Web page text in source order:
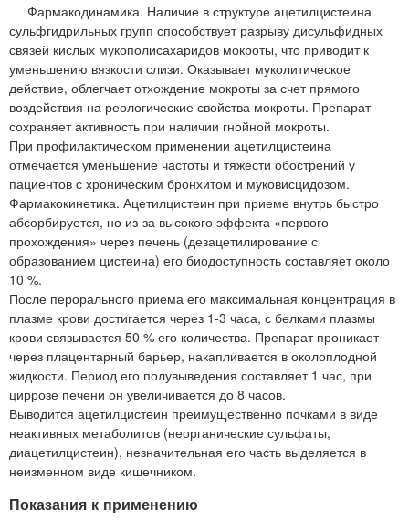
Фармакодинамика. Наличие в структуре ацетилцистеина
сульфгидрильных групп способствует разрыву дисульфидных
связей кислых мукополисахаридов мокроты, что приводит к
уменьшению вязкости слизи. Оказывает муколитическое
действие, облегчает отхождение мокроты за счет прямого
воздействия на реологические свойства мокроты. Препарат
сохраняет активность при наличии гнойной мокроты.
При профилактическом применении ацетилцистеина
отмечается уменьшение частоты и тяжести обострений у
пациентов с хроническим бронхитом и муковисцидозом.
Фармакокинетика. Ацетилцистеин при приеме внутрь быстро
абсорбируется, но из-за высокого эффекта «первого
прохождения» через печень (дезацетилирование с
образованием цистеина) его биодоступность составляет около
10 %.
После перорального приема его максимальная концентрация в
плазме крови достигается через 1-3 часа, с белками плазмы
крови связывается 50 % его количества. Препарат проникает
через плацентарный барьер, накапливается в околоплодной
жидкости. Период его полувыведения составляет 1 час, при
циррозе печени он увеличивается до 8 часов.
Выводится ацетилцистеин преимущественно почками в виде
неактивных метаболитов (неорганические сульфаты,
диацетилцистеин), незначительная его часть выделяется в
неизменном виде кишечником.
Показания к применению